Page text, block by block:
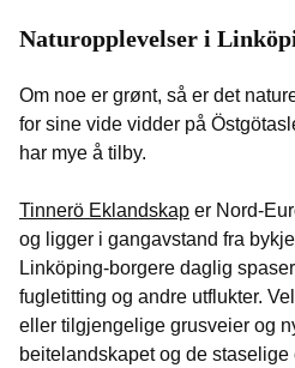
Naturopplevelser i
Om noe er grønt, så er det
for sine vide vidder på
har mye å tilby.
Tinnerö Eklandskap er Nord-
og ligger i gangavstand fra
Linköping-borgere daglig
fugletitting og andre utflukter.
eller tilgjengelige grusveier og
beitelandskapet og de staselige